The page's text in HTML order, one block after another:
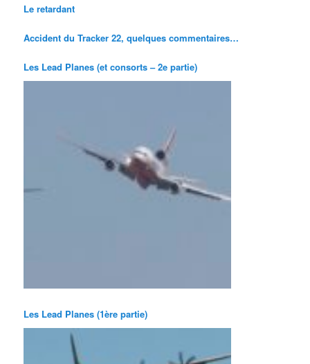
Le retardant
Accident du Tracker 22, quelques commentaires…
Les Lead Planes (et consorts – 2e partie)
Les Lead Planes (1ère partie)